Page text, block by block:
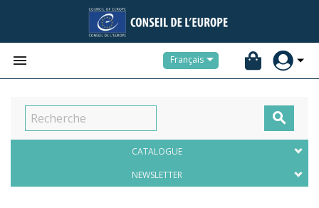
 Français

CATALOGUE
NEWSLETTER